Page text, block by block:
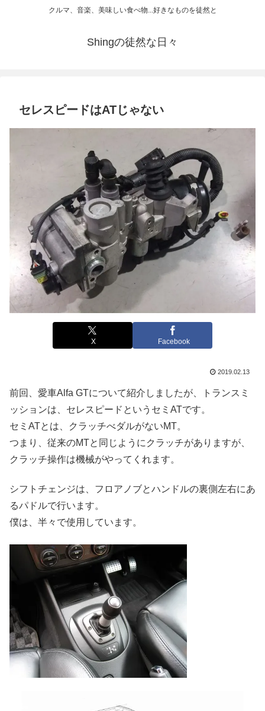
クルマ、音楽、美味しい食べ物...好きなものを徒然と
Shingの徒然な日々
セレスピードはATじゃない
X Facebook
2019.02.13
前回、愛車Alfa GTについて紹介しましたが、トランスミ
ッションは、セレスピードというセミATです。
セミATとは、クラッチべダルがないMT。
つまり、従来のMTと同じようにクラッチがありますが、
クラッチ操作は機械がやってくれます。
シフトチェンジは、フロアノブとハンドルの裏側左右にあ
るパドルで行います。
僕は、半々で使用しています。